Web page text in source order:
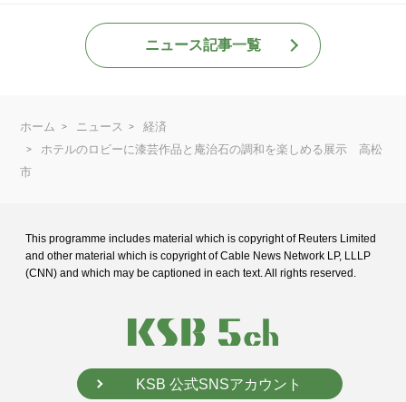
ニュース記事一覧
ホーム ニュース
経済
ホテルのロビーに漆芸作品と庵治石の調和を楽しめる展示 高松
市
This programme includes material which is copyright of Reuters Limited
and other material which is copyright of Cable News Network LP, LLLP
(CNN) and which may be captioned in each text. All rights reserved.
KSB 公式SNSアカウント